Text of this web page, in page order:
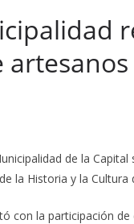
de la
la Historia y la
con la participación